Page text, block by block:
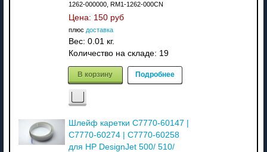
1262-000000, RM1-1262-000CN
Цена: 150 руб
плюс доставка
Вес: 0.01 кг.
Количество на складе: 19
В корзину Подробнее
Шлейф каретки C7770-60147 |
C7770-60274 | C7770-60258
для HP DesignJet 500/ 510/